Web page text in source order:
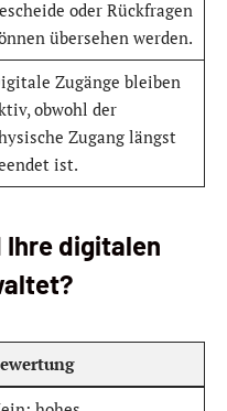
oder Rückfragen
übersehen werden.
Zugänge bleiben
obwohl der
Zugang längst
ist.
digitalen